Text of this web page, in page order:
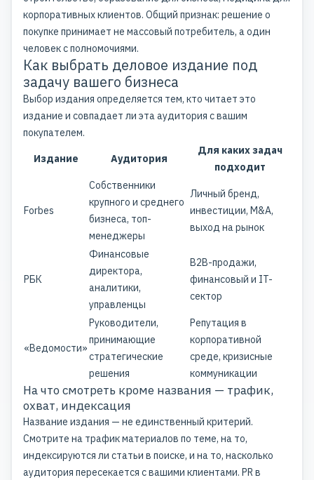
корпоративных клиентов. Общий признак: решение о
покупке принимает не массовый потребитель, а один
человек с полномочиями.
Как выбрать деловое издание под
задачу вашего бизнеса
Выбор издания определяется тем, кто читает это
издание и совпадает ли эта аудитория с вашим
покупателем.
Издание Аудитория
Для каких задач
подходит
Forbes
Собственники
крупного и среднего
бизнеса, топ-
менеджеры
Личный бренд,
инвестиции, M&A,
выход на рынок
РБК
Финансовые
директора,
аналитики,
управленцы
B2B-продажи,
финансовый и IT-
сектор
«Ведомости»
Руководители,
принимающие
стратегические
решения
Репутация в
корпоративной
среде, кризисные
коммуникации
На что смотреть кроме названия — трафик,
охват, индексация
Название издания — не единственный критерий.
Смотрите на трафик материалов по теме, на то,
индексируются ли статьи в поиске, и на то, насколько
аудитория пересекается с вашими клиентами. PR в